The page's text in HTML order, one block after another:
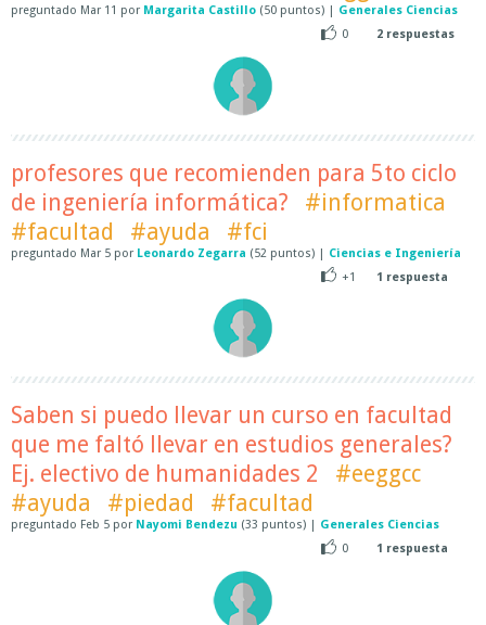
preguntado Mar 11 por Margarita Castillo (50 puntos) | Generales Ciencias
0
2 respuestas
profesores que recomienden para 5to ciclo
de ingeniería informática?
#informatica
#facultad
#ayuda #fci
preguntado Mar 5 por Leonardo Zegarra (52 puntos) | Ciencias e Ingeniería
+1
1 respuesta
Saben si puedo llevar un curso en facultad
que me faltó llevar en estudios generales?
Ej. electivo de humanidades 2
#eeggcc
#ayuda
#piedad #facultad
preguntado Feb 5 por Nayomi Bendezu (33 puntos) | Generales Ciencias
0
1 respuesta